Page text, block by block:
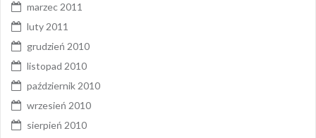
marzec 2011
luty 2011
grudzień 2010
listopad 2010
październik 2010
wrzesień 2010
sierpień 2010